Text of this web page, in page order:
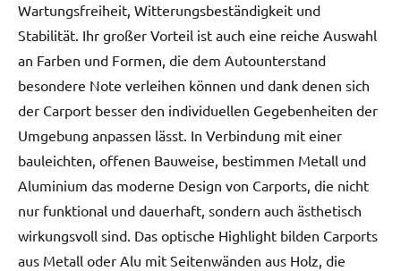
Wartungsfreiheit, Witterungsbeständigkeit und
Stabilität. Ihr großer Vorteil ist auch eine reiche Auswahl
an Farben und Formen, die dem Autounterstand
besondere Note verleihen können und dank denen sich
der Carport besser den individuellen Gegebenheiten der
Umgebung anpassen lässt. In Verbindung mit einer
bauleichten, offenen Bauweise, bestimmen Metall und
Aluminium das moderne Design von Carports, die nicht
nur funktional und dauerhaft, sondern auch ästhetisch
wirkungsvoll sind. Das optische Highlight bilden Carports
aus Metall oder Alu mit Seitenwänden aus Holz, die